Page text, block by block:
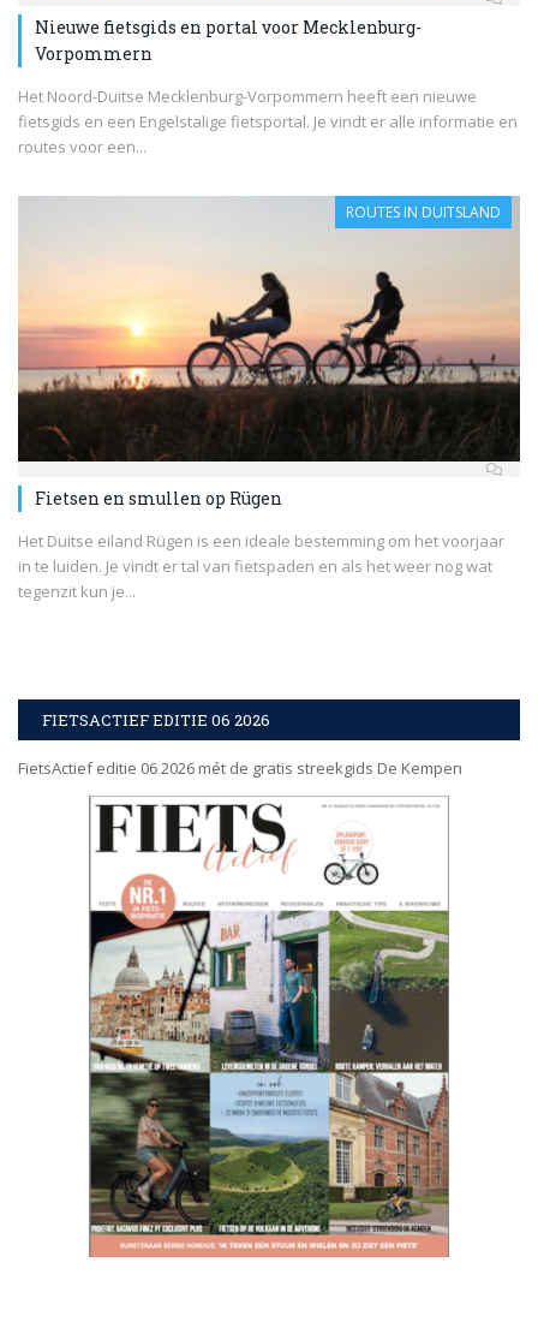
Nieuwe fietsgids en portal voor Mecklenburg-
Vorpommern
Het Noord-Duitse Mecklenburg-Vorpommern heeft een nieuwe
fietsgids en een Engelstalige fietsportal. Je vindt er alle informatie en
routes voor een...
ROUTES IN DUITSLAND
Fietsen en smullen op Rügen
Het Duitse eiland Rügen is een ideale bestemming om het voorjaar
in te luiden. Je vindt er tal van fietspaden en als het weer nog wat
tegenzit kun je...
FIETSACTIEF EDITIE 06 2026
FietsActief editie 06 2026 mét de gratis streekgids De Kempen